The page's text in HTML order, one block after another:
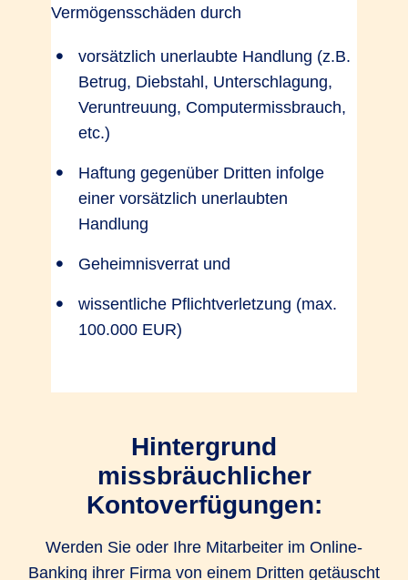
Vermögensschäden durch
vorsätzlich unerlaubte Handlung (z.B.
Betrug, Diebstahl, Unterschlagung,
Veruntreuung, Computermissbrauch,
etc.)
Haftung gegenüber Dritten infolge
einer vorsätzlich unerlaubten
Handlung
Geheimnisverrat und
wissentliche Pflichtverletzung (max.
100.000 EUR)
Hintergrund
missbräuchlicher
Kontoverfügungen:
Werden Sie oder Ihre Mitarbeiter im Online-
Banking ihrer Firma von einem Dritten getäuscht